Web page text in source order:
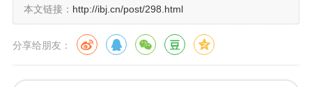
本文链接： http://ibj.cn/post/298.html
分享给朋友：